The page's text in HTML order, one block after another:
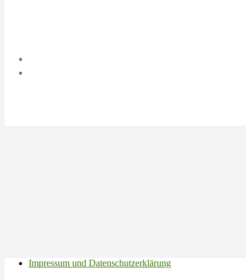
Impressum und Datenschutzerklärung